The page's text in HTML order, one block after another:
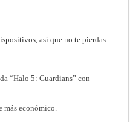
así que no te pierdas
“Halo 5: Guardians” con
más económico.